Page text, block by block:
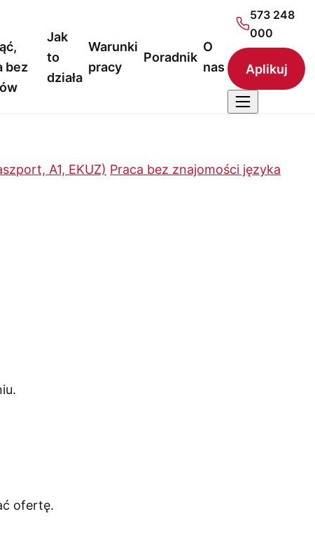
bez
Jak
to
działa
Warunki
pracy
Poradnik
O
nas
573 248
000
Aplikuj
A1, EKUZ) Praca bez znajomości języka
ofertę.